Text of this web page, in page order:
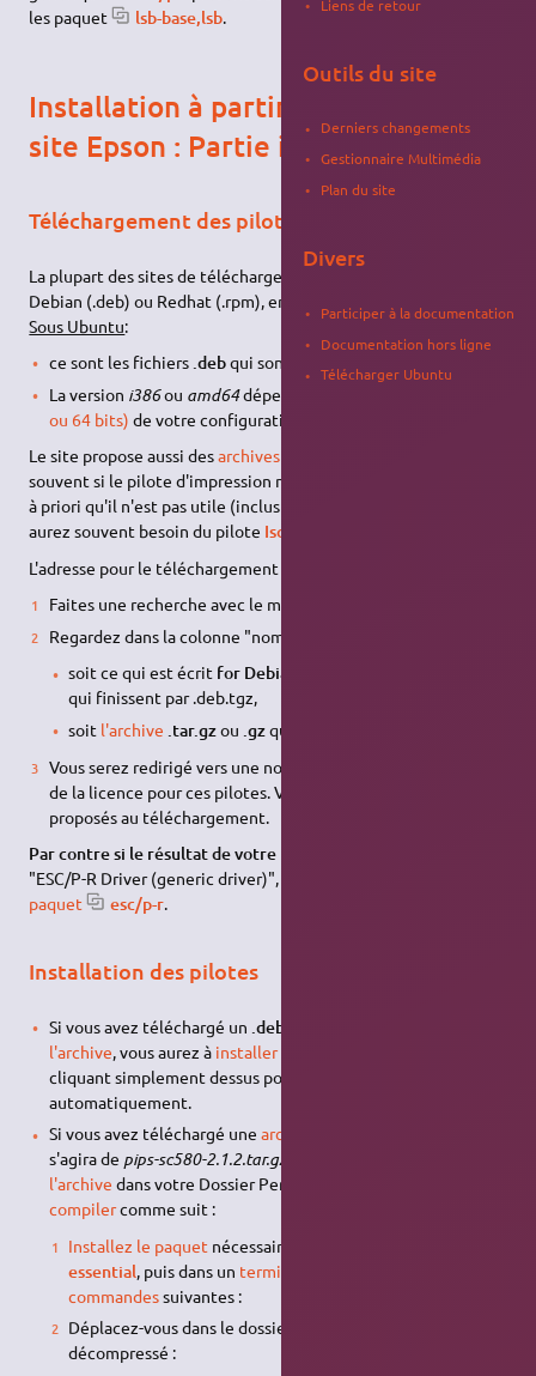
les paquet
lsb-base,lsb.
Installation à partir des pilotes du
site Epson : Partie imprimante
Téléchargement des pilotes
La plupart des sites de téléchargement proposent des versions
Debian (.deb) ou Redhat (.rpm), en version
Sous Ubuntu:
ce sont les fichiers.debqui sont utilisés.
La version i386ou amd64dépend de l'
ou 64 bits) de votre configuration.
Le site propose aussi desarchives
souvent si le pilote d'impression n'est pas présent en
à priori qu'il n'est pas utile (inclus dans
aurez souvent besoin du pilote Iscan
L'adresse pour le téléchargement des pilotes Linux est
Faites une recherche avec le modèle de votre imprimante.
Regardez dans la colonne "nom du module" et choisissez:
soit ce qui est écrit for Debian
qui finissent par .deb.tgz,
soit l'archive .tar.gzou .gzqui vous sera proposée.
Vous serez redirigé vers une nouvelle page vous informant
de la licence pour ces pilotes. Viennent ensuite les pilotes
proposés au téléchargement.
Par contre si le résultat de votre recherche aboutit à ceci
"ESC/P-R Driver (generic driver)", il vous suffit d'
paquet
esc/p-r.
Installation des pilotes
Si vous avez téléchargé un .deb.tgz
l'archive, vous aurez à installer le paquet
cliquant simplement dessus pour qu'il s'installe
automatiquement.
Si vous avez téléchargé une archive
s'agira de pips-sc580-2.1.2.tar.gz
l'archive dans votre Dossier Personnel par exemple, puis la
compilercomme suit :
Installez le paquet nécessaires à la compilation
essential, puis dans un terminal
commandessuivantes :
Déplacez-vous dans le dossier préalablement
décompressé :
Liens de retour
Outils du site
Derniers changements
Gestionnaire Multimédia
Plan du site
Divers
Participer à la documentation
Documentation hors ligne
Télécharger Ubuntu